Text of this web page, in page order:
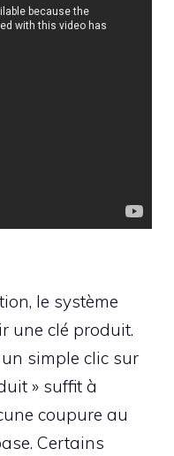
le système
une clé produit.
simple clic sur
» suffit à
coupure au
Certains